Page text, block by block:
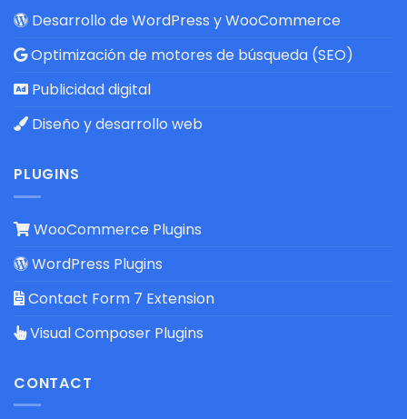
Desarrollo de WordPress y WooCommerce
Optimización de motores de búsqueda (SEO)
Publicidad digital
Diseño y desarrollo web
PLUGINS
WooCommerce Plugins
WordPress Plugins
Contact Form 7 Extension
Visual Composer Plugins
CONTACT